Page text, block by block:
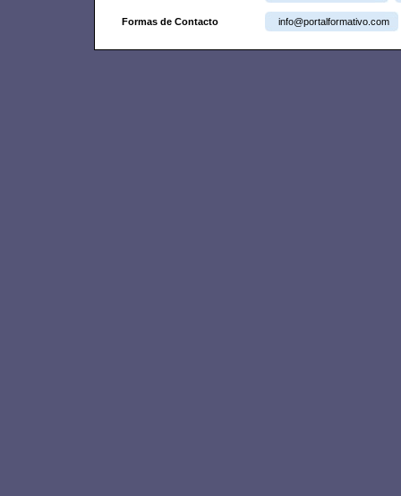
Formas de Contacto info@portalformativo.com